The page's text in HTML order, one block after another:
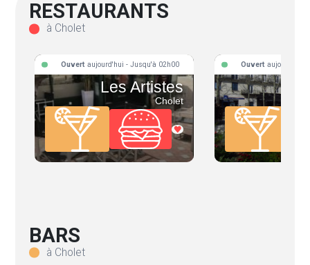
RESTAURANTS
à Cholet
Les Artistes
Cholet
Ouvert aujourd'hui - Jusqu'à 02h00 Ouvert aujourd'hui
BARS
à Cholet